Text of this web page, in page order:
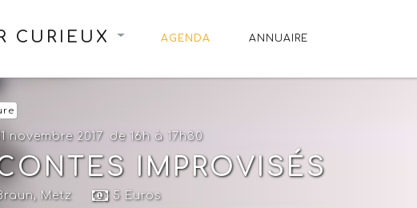
CURIEUX AGENDA ANNUAIRE
novembre 2017 de 16h à 17h30
IMPROVISÉS
, Metz 5 Euros